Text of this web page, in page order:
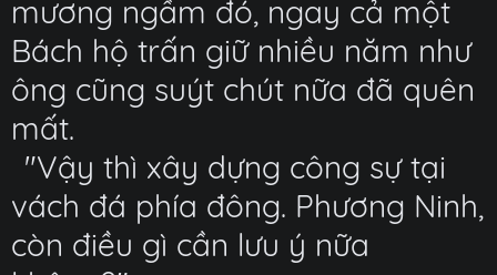
mương ngầm đó, ngay cả một
Bách hộ trấn giữ nhiều năm như
ông cũng suýt chút nữa đã quên
mất.
"Vậy thì xây dựng công sự tại
vách đá phía đông. Phương Ninh,
còn điều gì cần lưu ý nữa